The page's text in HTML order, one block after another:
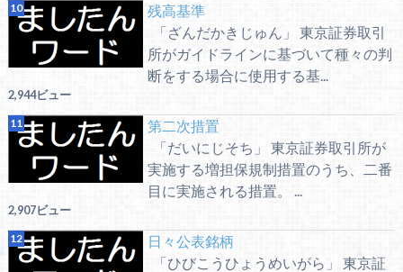
残高基準
「ざんだかきじゅん」 東京証券取引
所がガイドラインに基づいて種々の判
断をする場合に使用する基...
2,944ビュー
第二次措置
「だいにじそち」 東京証券取引所が
実施する増担保規制措置のうち、二番
目に実施される措置。 ...
2,907ビュー
日々公表銘柄
「ひびこうひょうめいがら」 東京証